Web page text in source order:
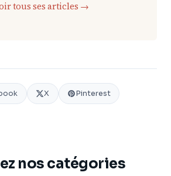
tous ses articles →
X Pinterest
nos catégories